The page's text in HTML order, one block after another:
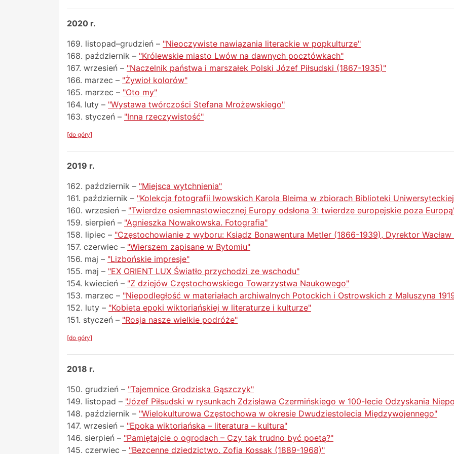
2020 r.
169. listopad–grudzień – "Nieoczywiste nawiązania literackie w popkulturze"
168. październik – "Królewskie miasto Lwów na dawnych pocztówkach"
167. wrzesień – "Naczelnik państwa i marszałek Polski Józef Piłsudski (1867-1935)"
166. marzec – "Żywioł kolorów"
165. marzec – "Oto my"
164. luty – "Wystawa twórczości Stefana Mrożewskiego"
163. styczeń – "Inna rzeczywistość"
[do góry]
2019 r.
162. październik – "Miejsca wytchnienia"
161. październik – "Kolekcja fotografii lwowskich Karola Bleima w zbiorach Biblioteki
160. wrzesień – "Twierdze osiemnastowiecznej Europy odsłona 3: twierdze europejskie poza
159. sierpień – "Agnieszka Nowakowska. Fotografia"
158. lipiec – "Częstochowianie z wyboru: Ksiądz Bonawentura Metler (1866-1939), Dyrektor Wacław
157. czerwiec – "Wierszem zapisane w Bytomiu"
156. maj – "Lizbońskie impresje"
155. maj – "EX ORIENT LUX Światło przychodzi ze wschodu"
154. kwiecień – "Z dziejów Częstochowskiego Towarzystwa Naukowego"
153. marzec – "Niepodległość w materiałach archiwalnych Potockich i Ostrowskich z Maluszyna
152. luty – "Kobieta epoki wiktoriańskiej w literaturze i kulturze"
151. styczeń – "Rosja nasze wielkie podróże"
[do góry]
2018 r.
150. grudzień – "Tajemnice Grodziska Gąszczyk"
149. listopad – "Józef Piłsudski w rysunkach Zdzisława Czermińskiego w 100-lecie Odzyskania
148. październik – "Wielokulturowa Częstochowa w okresie Dwudziestolecia Międzywojennego"
147. wrzesień – "Epoka wiktoriańska – literatura – kultura"
146. sierpień – "Pamiętajcie o ogrodach – Czy tak trudno być poetą?"
145. czerwiec – "Bezcenne dziedzictwo. Zofia Kossak (1889-1968)"